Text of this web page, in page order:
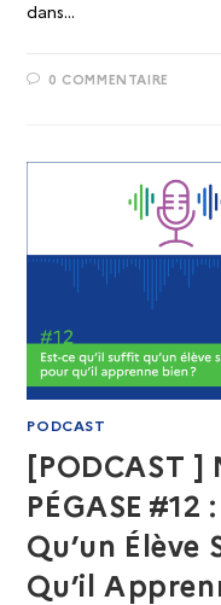
dans…
0 COMMENTAIRE
PODCAST
[PODCAST ]
PÉGASE
Qu’un Élève
Qu’il